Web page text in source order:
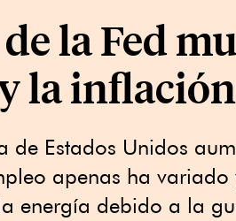
la Fed
la
de ⁠Estados Unidos
apenas ha variado
energía debido a la